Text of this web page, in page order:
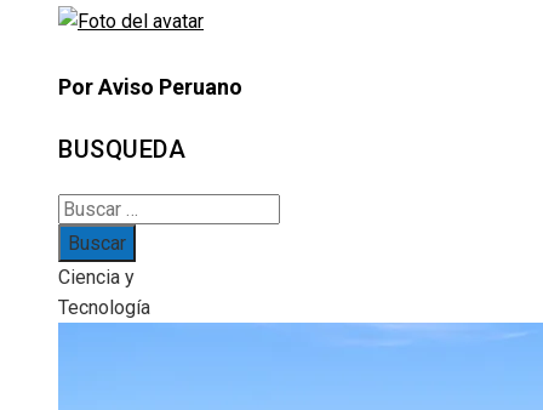
Por Aviso Peruano
BUSQUEDA
Buscar:
Ciencia y
Tecnología